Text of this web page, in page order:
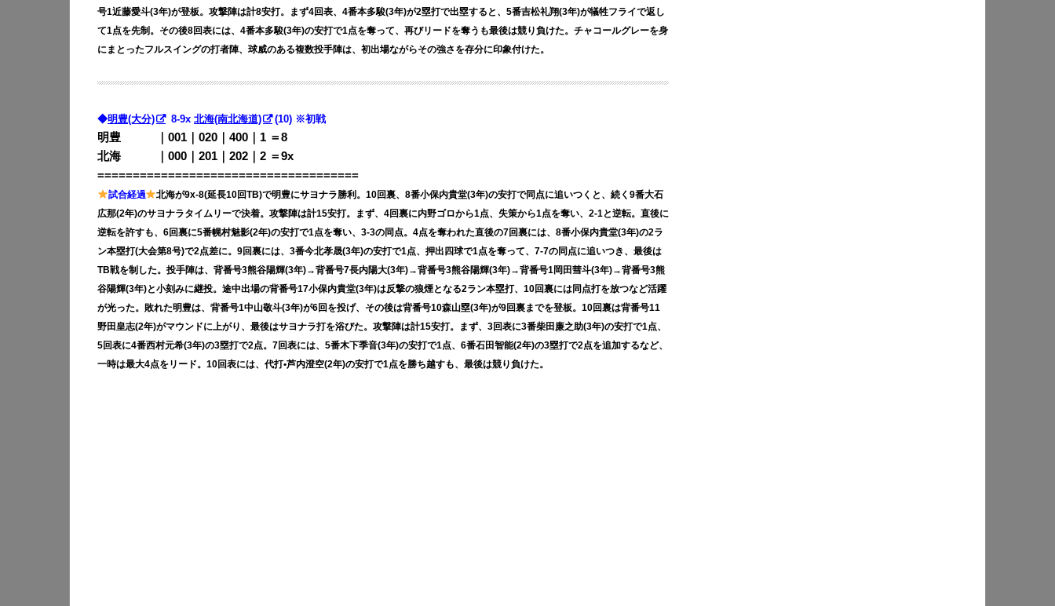
号1近藤愛斗(3年)が登板。攻撃陣は計8安打。まず4回表、4番本多駿(3年)が2塁打で出塁すると、5番吉松礼翔(3年)が犠牲フライで返し
て1点を先制。その後8回表には、4番本多駿(3年)の安打で1点を奪って、再びリードを奪うも最後は競り負けた。チャコールグレーを身
にまとったフルスイングの打者陣、球威のある複数投手陣は、初出場ながらその強さを存分に印象付けた。
◆明豊(大分) 8-9x 北海(南北海道) (10) ※初戦
明豊 ｜001｜020｜400｜1 ＝8
北海 ｜000｜201｜202｜2 ＝9x
=====================================
試合経過
北海が9x-8(延長10回TB)で明豊にサヨナラ勝利。10回裏、8番小保内貴堂(3年)の安打で同点に追いつくと、続く9番大石
広那(2年)のサヨナラタイムリーで決着。攻撃陣は計15安打。まず、4回裏に内野ゴロから1点、失策から1点を奪い、2-1と逆転。直後に
逆転を許すも、6回裏に5番幌村魅影(2年)の安打で1点を奪い、3-3の同点。4点を奪われた直後の7回裏には、8番小保内貴堂(3年)の2ラ
ン本塁打(大会第8号)で2点差に。9回裏には、3番今北孝晟(3年)の安打で1点、押出四球で1点を奪って、7-7の同点に追いつき、最後は
TB戦を制した。投手陣は、背番号3熊谷陽輝(3年)→背番号7長内陽大(3年)→背番号3熊谷陽輝(3年)→背番号1岡田彗斗(3年)→背番号3熊
谷陽輝(3年)と小刻みに継投。途中出場の背番号17小保内貴堂(3年)は反撃の狼煙となる2ラン本塁打、10回裏には同点打を放つなど活躍
が光った。敗れた明豊は、背番号1中山敬斗(3年)が6回を投げ、その後は背番号10森山塁(3年)が9回裏までを登板。10回裏は背番号11
野田皇志(2年)がマウンドに上がり、最後はサヨナラ打を浴びた。攻撃陣は計15安打。まず、 3回表に3番柴田廉之助(3年)の安打で1点、
5回表に4番西村元希(3年)の3塁打で2点。7回表には、5番木下季音(3年)の安打で1点、6番石田智能(2年)の3塁打で2点を追加するなど、
一時は最大4点をリード。10回表には、代打•芦内澄空(2年)の安打で1点を勝ち越すも、最後は競り負けた。